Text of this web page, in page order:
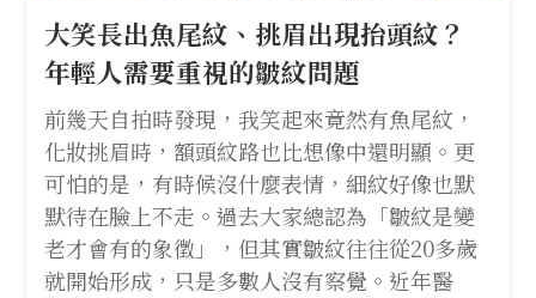
大笑長出魚尾紋、挑眉出現抬頭紋？
年輕人需要重視的皺紋問題
前幾天自拍時發現，我笑起來竟然有魚尾紋，
化妝挑眉時，額頭紋路也比想像中還明顯。更
可怕的是，有時候沒什麼表情，細紋好像也默
默待在臉上不走。過去大家總認為「皺紋是變
老才會有的象徵」，但其實皺紋往往從20多歲
就開始形成，只是多數人沒有察覺。近年醫